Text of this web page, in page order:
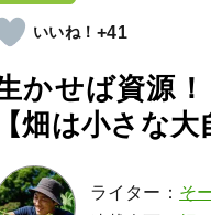
+41
かせば資源
【畑は小さな大
ライター： そ